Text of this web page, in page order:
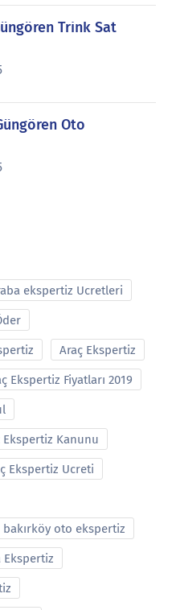
Trink Sat
Oto
ekspertiz Ucretleri
Araç Ekspertiz
Ekspertiz Fiyatları 2019
Ekspertiz Kanunu
Ekspertiz Ucreti
bakırköy oto ekspertiz
Ekspertiz